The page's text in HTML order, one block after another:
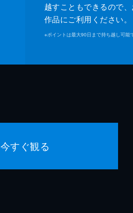
越すこともできるので
作品にご利用ください。
※ポイントは最大90日まで持ち越し可能
今すぐ観る